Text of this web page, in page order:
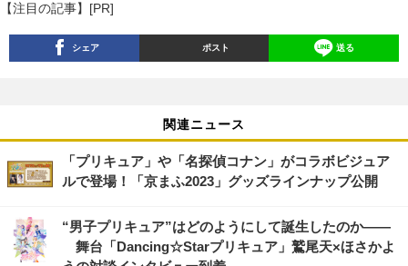
【注目の記事】[PR]
シェア ポスト 送る
関連ニュース
「プリキュア」や「名探偵コナン」がコラボビジュア
ルで登場！「京まふ2023」グッズラインナップ公開
“男子プリキュア”はどのようにして誕生したのか――
舞台「Dancing☆Starプリキュア」鷲尾天×ほさかよ